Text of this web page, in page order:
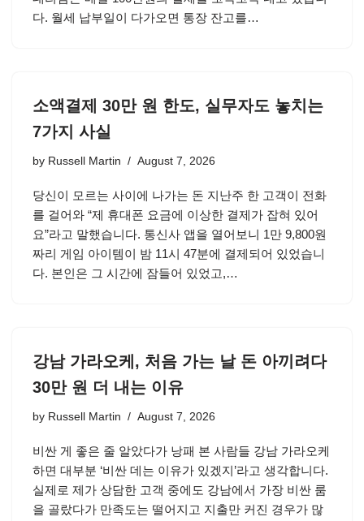
다. 월세 납부일이 다가오면 통장 잔고를…
소액결제 30만 원 한도, 실무자도 놓치는
7가지 사실
by Russell Martin August 7, 2026
당신이 모르는 사이에 나가는 돈 지난주 한 고객이 전화
를 걸어와 “제 휴대폰 요금에 이상한 결제가 잡혀 있어
요”라고 말했습니다. 통신사 앱을 열어보니 1만 9,800원
짜리 게임 아이템이 밤 11시 47분에 결제되어 있었습니
다. 본인은 그 시간에 잠들어 있었고,…
강남 가라오케, 처음 가는 날 돈 아끼려다
30만 원 더 내는 이유
by Russell Martin August 7, 2026
비싼 게 좋은 줄 알았다가 낭패 본 사람들 강남 가라오케
하면 대부분 ‘비싼 데는 이유가 있겠지’라고 생각합니다.
실제로 제가 상담한 고객 중에도 강남에서 가장 비싼 룸
을 골랐다가 만족도는 떨어지고 지출만 커진 경우가 많